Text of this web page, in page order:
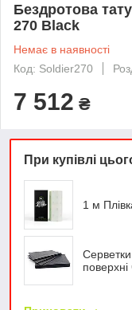
Бездротова
270 Black
Немає в наявності
Код: Soldier270
7 512 ₴
При купівлі
1 м